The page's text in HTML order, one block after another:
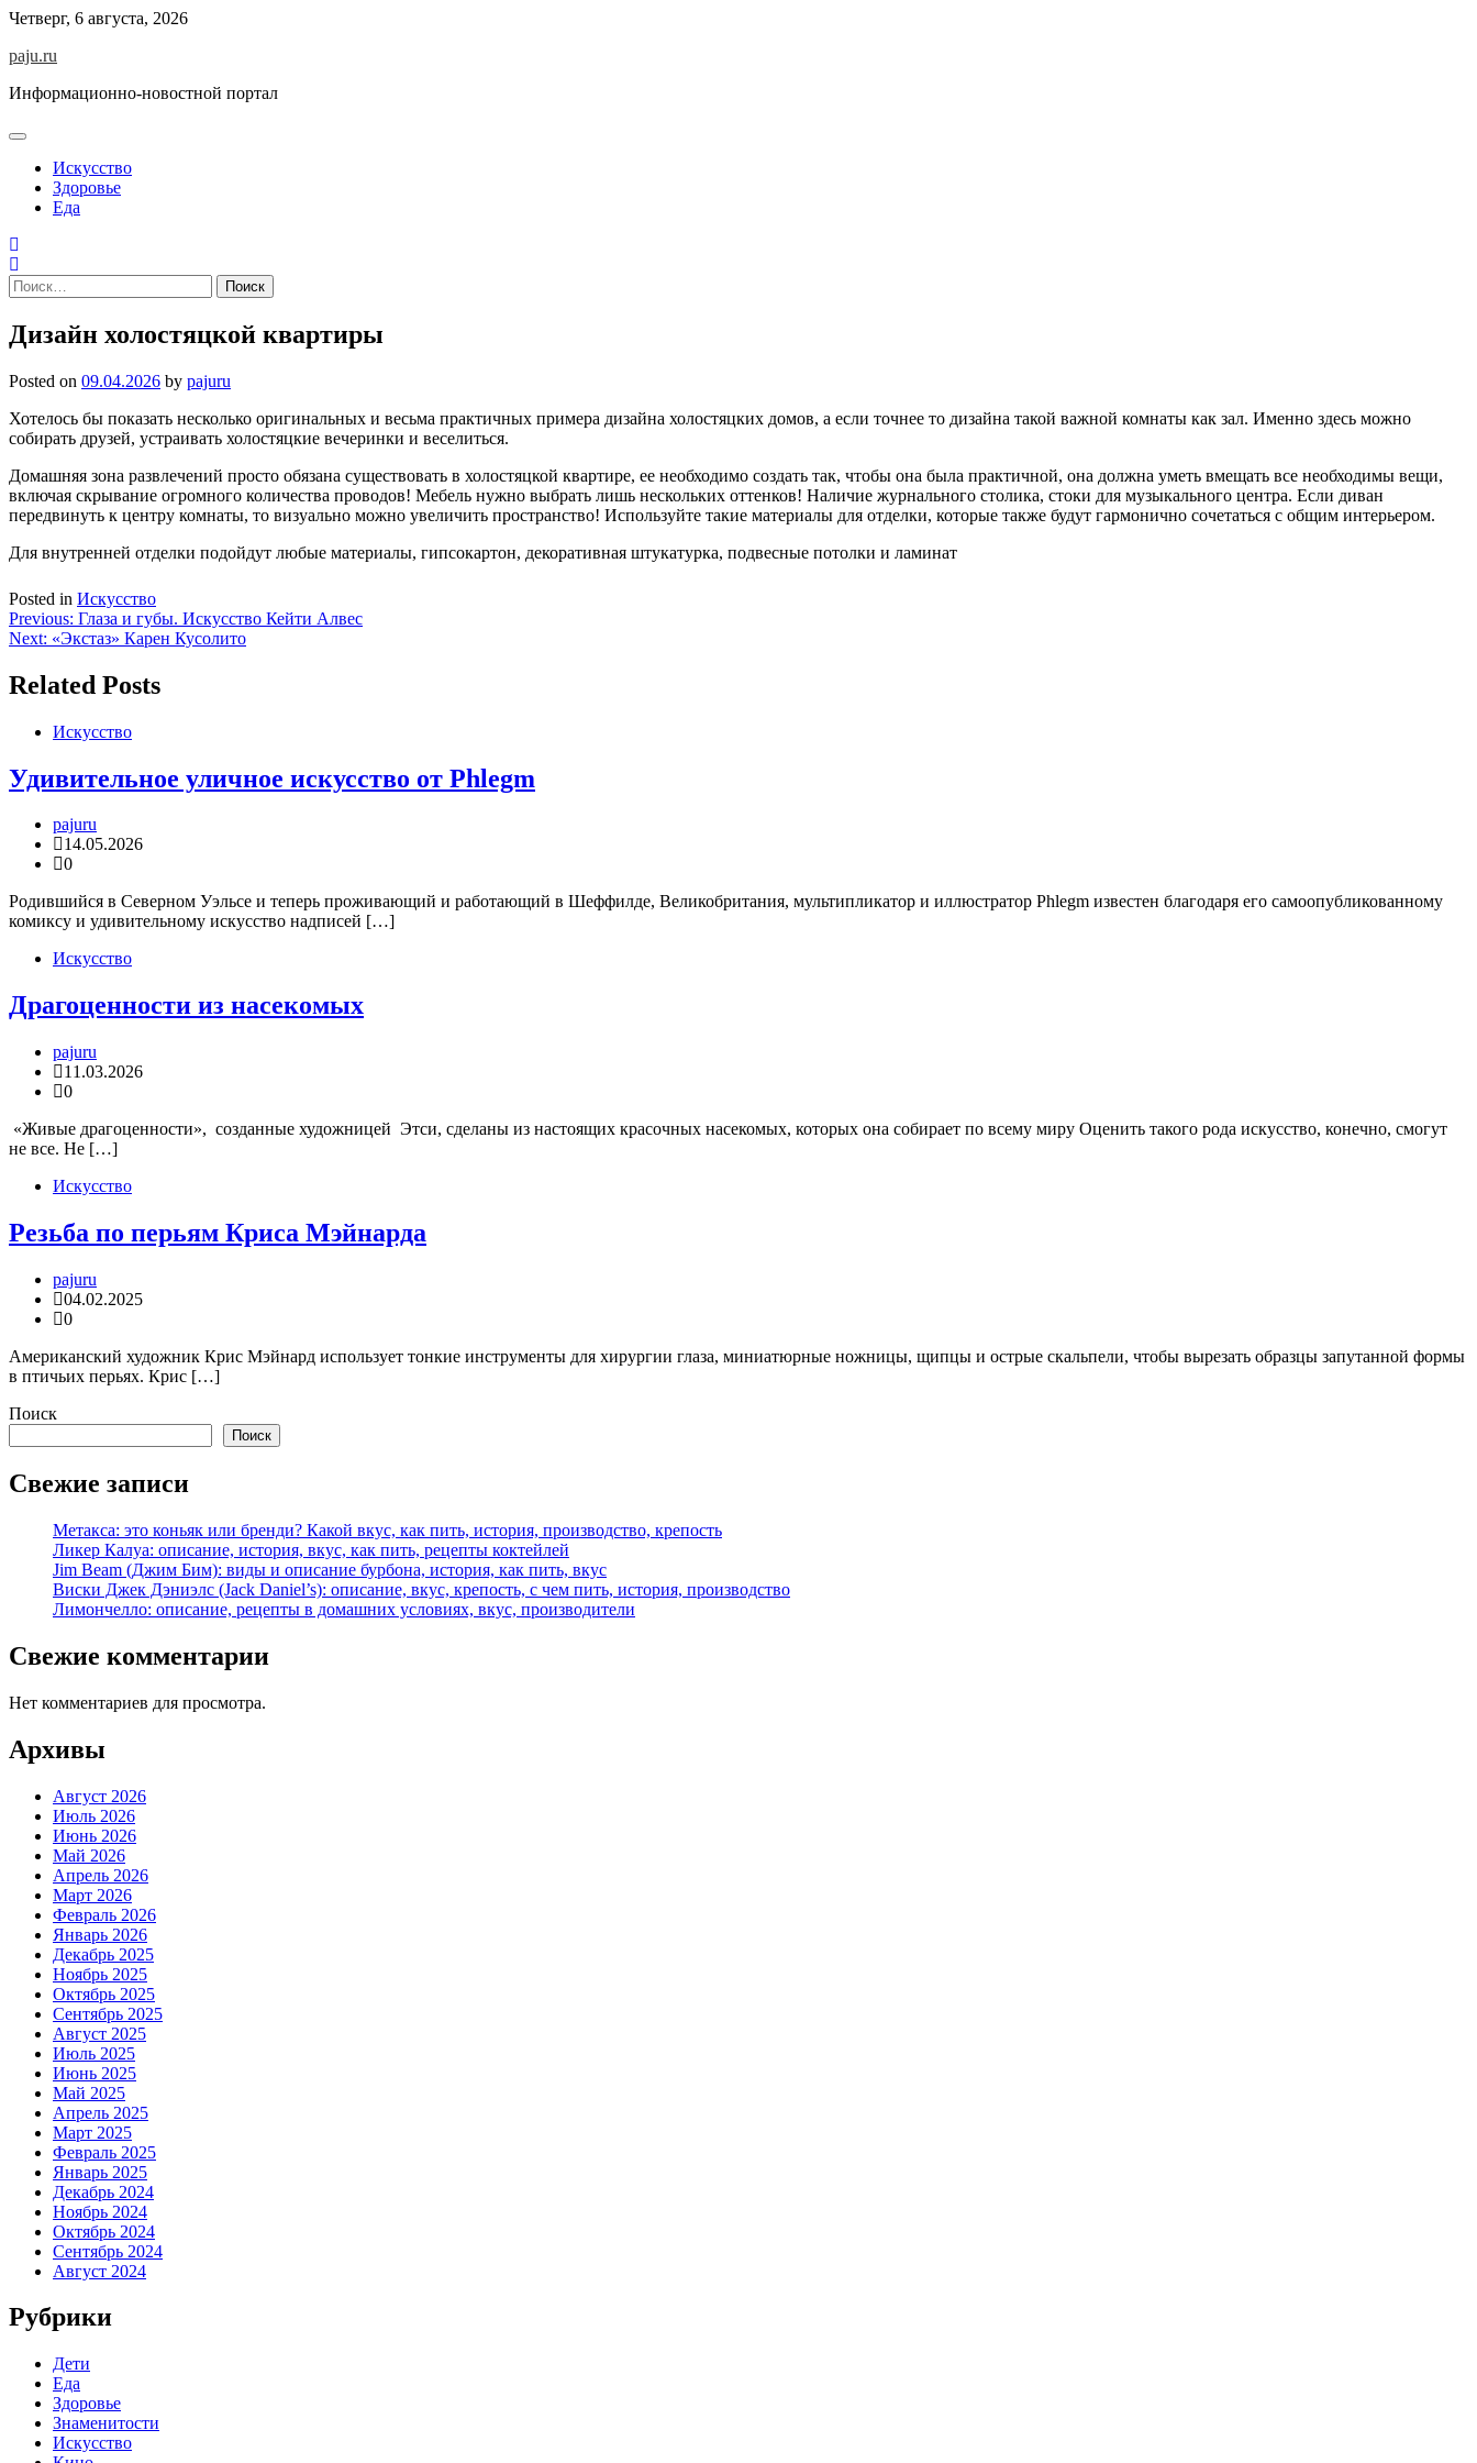
Skip
content
Четверг, 6 августа, 2026
paju.ru
Информационно-новостной портал
Искусство
Здоровье
Еда
Найти:
Дизайн холостяцкой квартиры
Posted on 09.04.2026 by pajuru
Хотелось бы показать несколько оригинальных и весьма практичных примера дизайна холостяцких домов, а если точнее то дизайна такой важной комнаты как зал. Именно здесь можно
собирать друзей, устраивать холостяцкие вечеринки и веселиться.
Домашняя зона развлечений просто обязана существовать в холостяцкой квартире, ее необходимо создать так, чтобы она была практичной, она должна уметь вмещать все необходимы вещи,
включая скрывание огромного количества проводов! Мебель нужно выбрать лишь нескольких оттенков! Наличие журнального столика, стоки для музыкального центра. Если диван
передвинуть к центру комнаты, то визуально можно увеличить пространство! Используйте такие материалы для отделки, которые также будут гармонично сочетаться с общим интерьером.
Для внутренней отделки подойдут любые материалы, гипсокартон, декоративная штукатурка, подвесные потолки и ламинат
Posted in Искусство
Навигация
по
записям
Previous: Глаза и губы. Искусство Кейти Алвес
Next: «Экстаз» Карен Кусолито
Related Posts
Искусство
Удивительное уличное искусство от Phlegm
pajuru
14.05.2026
0
Родившийся в Северном Уэльсе и теперь проживающий и работающий в Шеффилде, Великобритания, мультипликатор и иллюстратор Phlegm известен благодаря его самоопубликованному
комиксу и удивительному искусство надписей […]
Искусство
Драгоценности из насекомых
pajuru
11.03.2026
0
«Живые драгоценности», созданные художницей Этси, сделаны из настоящих красочных насекомых, которых она собирает по всему миру Оценить такого рода искусство, конечно, смогут
не все. Не […]
Искусство
Резьба по перьям Криса Мэйнарда
pajuru
04.02.2025
0
Американский художник Крис Мэйнард использует тонкие инструменты для хирургии глаза, миниатюрные ножницы, щипцы и острые скальпели, чтобы вырезать образцы запутанной формы
в птичьих перьях. Крис […]
Поиск
Поиск
Свежие записи
Метакса: это коньяк или бренди? Какой вкус, как пить, история, производство, крепость
Ликер Калуа: описание, история, вкус, как пить, рецепты коктейлей
Jim Beam (Джим Бим): виды и описание бурбона, история, как пить, вкус
Виски Джек Дэниэлс (Jack Daniel’s): описание, вкус, крепость, с чем пить, история, производство
Лимончелло: описание, рецепты в домашних условиях, вкус, производители
Свежие комментарии
Нет комментариев для просмотра.
Архивы
Август 2026
Июль 2026
Июнь 2026
Май 2026
Апрель 2026
Март 2026
Февраль 2026
Январь 2026
Декабрь 2025
Ноябрь 2025
Октябрь 2025
Сентябрь 2025
Август 2025
Июль 2025
Июнь 2025
Май 2025
Апрель 2025
Март 2025
Февраль 2025
Январь 2025
Декабрь 2024
Ноябрь 2024
Октябрь 2024
Сентябрь 2024
Август 2024
Рубрики
Дети
Еда
Здоровье
Знаменитости
Искусство